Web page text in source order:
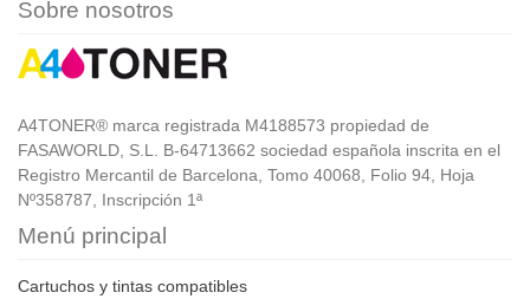
Sobre nosotros
A4TONER® marca registrada M4188573 propiedad de
FASAWORLD, S.L. B-64713662 sociedad española inscrita en el
Registro Mercantil de Barcelona, Tomo 40068, Folio 94, Hoja
Nº358787, Inscripción 1ª
Menú principal
Cartuchos y tintas compatibles